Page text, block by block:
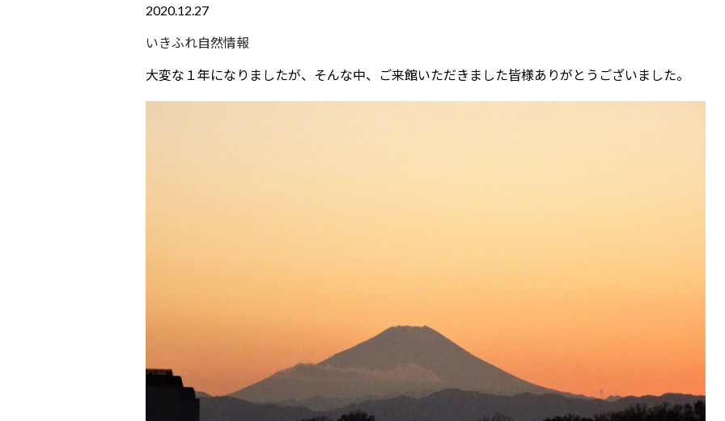
2020.12.27
いきふれ自然情報
大変な１年になりましたが、そんな中、ご来館いただきました皆様ありがとうございました。